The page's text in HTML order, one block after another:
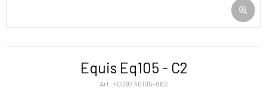
Equis Eq105 - C2
40097.40105-862